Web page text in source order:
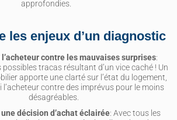
approfondies.
les enjeux d’un diagnostic
contre les mauvaises surprises:
possibles tracas résultant d’un vice caché ! Un
apporte une clarté sur l’état du logement,
contre des imprévus pour le moins
désagréables.
décision d’achat éclairée: Avec tous les